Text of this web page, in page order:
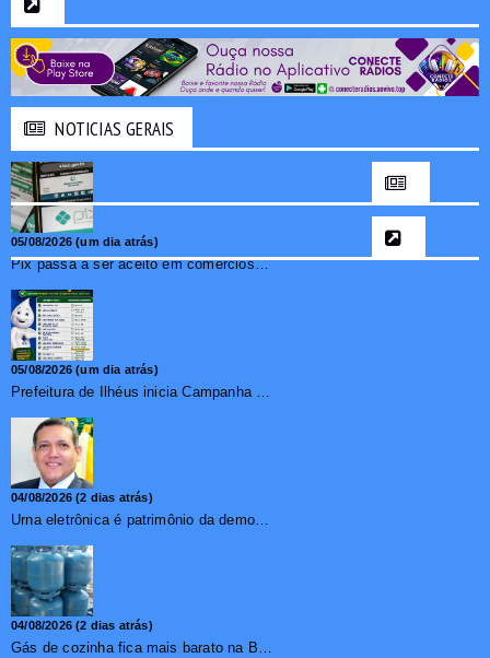
NOTICIAS GERAIS
05/08/2026 (um dia atrás)
Pix passa a ser aceito em comércios de oito países e amplia opções de pagamento para brasileiros no exterior
05/08/2026 (um dia atrás)
Prefeitura de Ilhéus inicia Campanha de Multivacinação 2026
04/08/2026 (2 dias atrás)
Urna eletrônica é patrimônio da democracia, diz presidente do TSE
04/08/2026 (2 dias atrás)
Gás de cozinha fica mais barato na Bahia após redução de 7,1%